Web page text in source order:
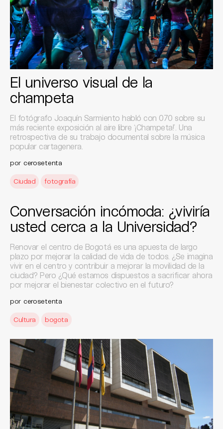
El universo visual de la
champeta
El fotógrafo Joaquín Sarmiento habló con 070 sobre su
más reciente exposición al aire libre ‘¡Champeta!’. Una
retrospectiva de su trabajo documental sobre la música
popular cartagenera.
por cerosetenta
Ciudad fotografía
Conversación incómoda: ¿viviría
usted cerca a la Universidad?
Renovar el centro de Bogotá es una apuesta de largo
plazo por mejorar la calidad de vida de todos. ¿Se imagina
vivir en el centro y contribuir a mejorar la movilidad de la
ciudad? Pero ¿Qué estamos dispuestos a sacrificar ahora
por mejorar el bienestar colectivo en el futuro?
por cerosetenta
Cultura bogota